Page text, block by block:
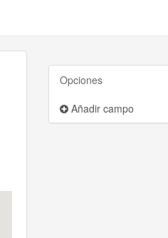
Opciones
Añadir campo